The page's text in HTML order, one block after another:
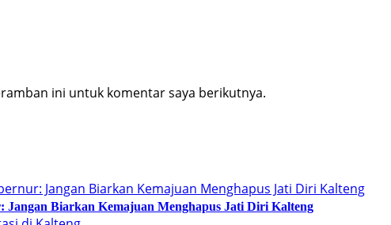
ini untuk komentar saya berikutnya.
Jangan Biarkan Kemajuan Menghapus Jati Diri Kalteng